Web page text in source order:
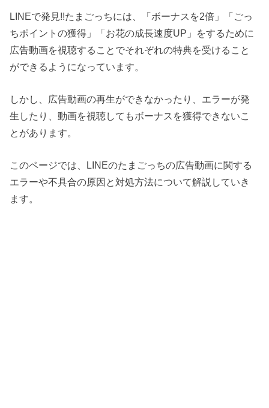
LINEで発見!!たまごっちには、「ボーナスを2倍」「ごっ
ちポイントの獲得」「お花の成長速度UP」をするために
広告動画を視聴することでそれぞれの特典を受けること
ができるようになっています。
しかし、広告動画の再生ができなかったり、エラーが発
生したり、動画を視聴してもボーナスを獲得できないこ
とがあります。
このページでは、LINEのたまごっちの広告動画に関する
エラーや不具合の原因と対処方法について解説していき
ます。